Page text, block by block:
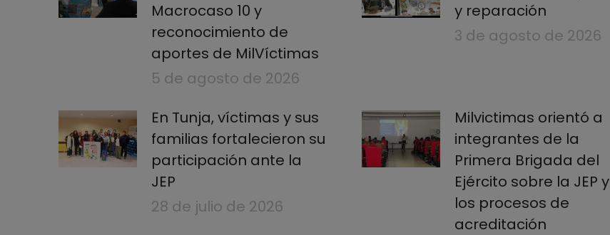
Macrocaso 10 y
reconocimiento de
aportes de MilVíctimas
5 de agosto de 2026
y reparación
3 de agosto de 2026
En Tunja, víctimas y sus
familias fortalecieron su
participación ante la
JEP
28 de julio de 2026
Milvictimas orientó a
integrantes de la
Primera Brigada del
Ejército sobre la JEP y
los procesos de
acreditación